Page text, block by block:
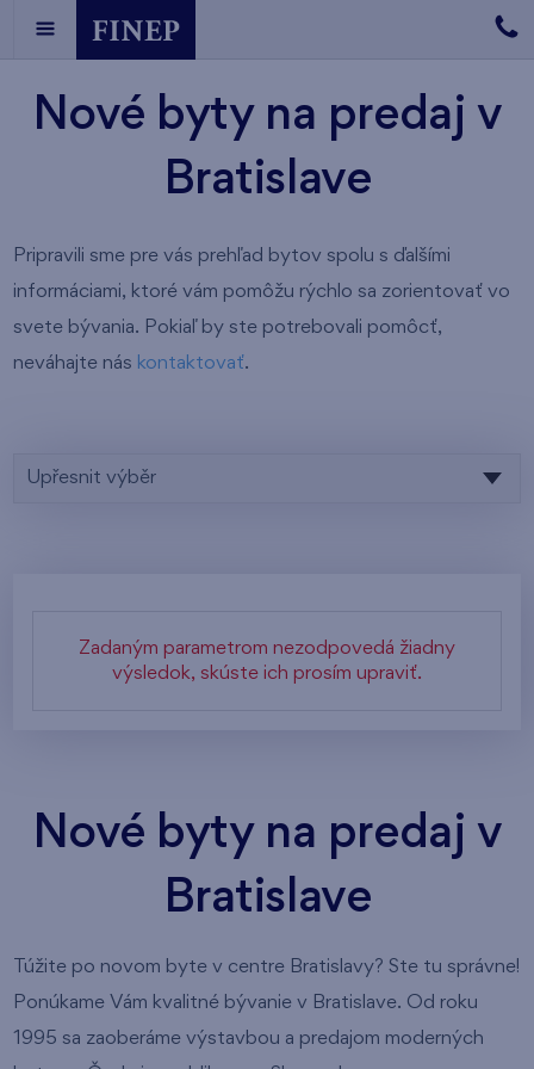
Nové byty na predaj v
Bratislave
Pripravili sme pre vás prehľad bytov spolu s ďalšími
informáciami, ktoré vám pomôžu rýchlo sa zorientovať vo
svete bývania. Pokiaľ by ste potrebovali pomôcť,
neváhajte nás kontaktovať.
Upřesnit výběr
Zadaným parametrom nezodpovedá žiadny
výsledok, skúste ich prosím upraviť.
Nové byty na predaj v
Bratislave
Túžite po novom byte v centre Bratislavy? Ste tu správne!
Ponúkame Vám kvalitné bývanie v Bratislave. Od roku
1995 sa zaoberáme výstavbou a predajom moderných